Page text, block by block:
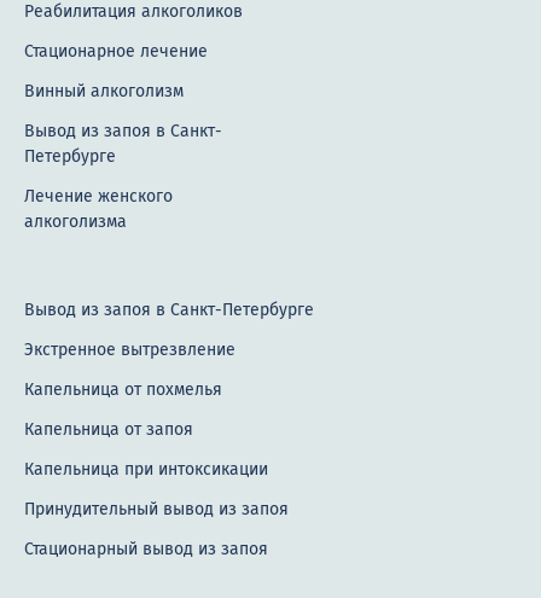
Реабилитация алкоголиков
Стационарное лечение
Винный алкоголизм
Вывод из запоя в Санкт-
Петербурге
Лечение женского
алкоголизма
Вывод из запоя в Санкт-Петербурге
Экстренное вытрезвление
Капельница от похмелья
Капельница от запоя
Капельница при интоксикации
Принудительный вывод из запоя
Стационарный вывод из запоя